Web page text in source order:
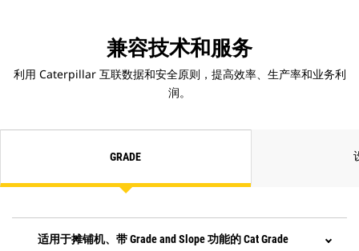
兼容技术和服务
利用 Caterpillar 互联数据和安全原则，提高效率、生产率和业务利
润。
GRADE
适用于摊铺机、带 Grade and Slope 功能的 Cat Grade